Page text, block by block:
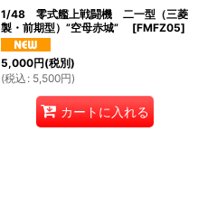
1/48 零式艦上戦闘機 二一型（三菱
製・前期型）”空母赤城”
[FMFZ05]
5,000円(税別)
(税込 : 5,500円)
カートに入れる